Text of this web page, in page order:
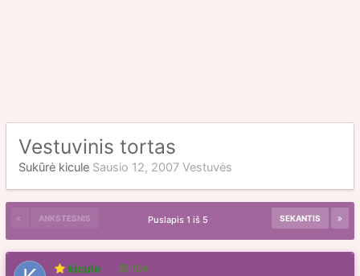
Vestuvinis tortas
Sukūrė kicule Sausio 12, 2007 Vestuvės
ANKSTESNIS SEKANTIS
Puslapis 1 iš 5
kicule 104